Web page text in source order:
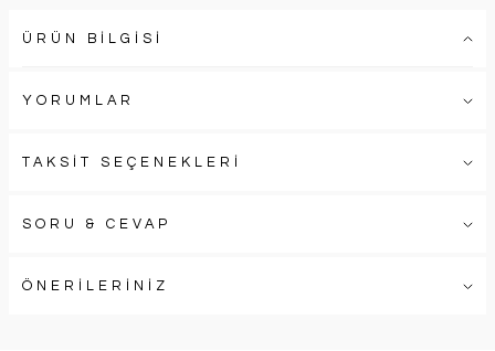
ÜRÜN BİLGİSİ
YORUMLAR
TAKSİT SEÇENEKLERİ
SORU & CEVAP
ÖNERİLERİNİZ